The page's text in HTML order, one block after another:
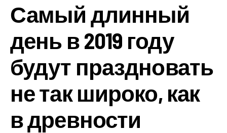
Самый длинный
день в 2019 году
будут праздновать
не так широко, как
в древности